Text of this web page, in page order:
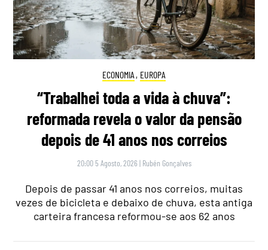
ECONOMIA , EUROPA
“Trabalhei toda a vida à chuva”:
reformada revela o valor da pensão
depois de 41 anos nos correios
20:00 5 Agosto, 2026 | Rubén Gonçalves
Depois de passar 41 anos nos correios, muitas
vezes de bicicleta e debaixo de chuva, esta antiga
carteira francesa reformou-se aos 62 anos